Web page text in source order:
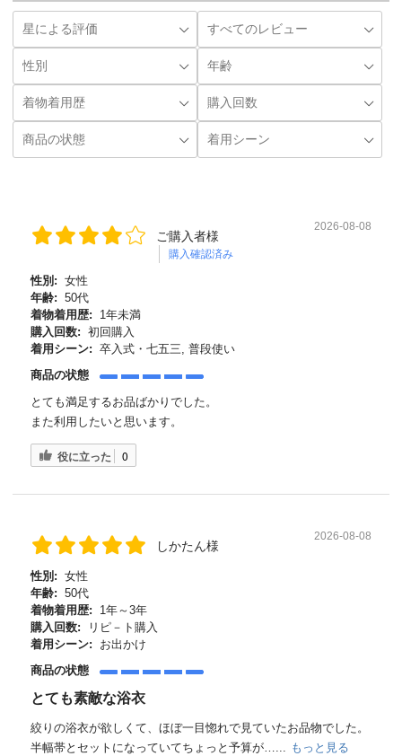
ご購入者様
購入確認済み
2026-08-08
性別: 女性
年齢: 50代
着物着用歴:
1年未満
購入回数: 初回購入
着用シーン: 卒入式・七五三, 普段使い
商品の状態
とても満足するお品ばかりでした。
また利用したいと思います。
役に立った 0
しかたん様
2026-08-08
性別: 女性
年齢: 50代
着物着用歴:
1年～3年
購入回数:
リピ－ト購入
着用シーン:
お出かけ
商品の状態
とても素敵な浴衣
絞りの浴衣が欲しくて、ほぼ一目惚れで見ていたお品物でした。
半幅帯とセットになっていてちょっと予算が…... もっと見る